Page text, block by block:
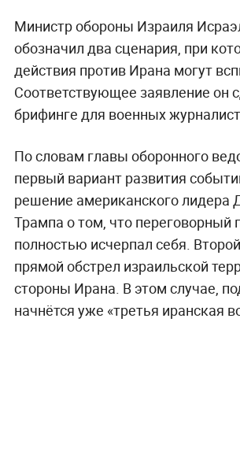
Министр обороны Израиля
обозначил два сценария, при
действия против Ирана могут
Соответствующее заявление он
брифинге для военных
По словам главы оборонного
первый вариант развития
решение американского лидера
Трампа о том, что переговорный
полностью исчерпал себя.
прямой обстрел израильской
стороны Ирана. В этом случае,
начнётся уже «третья иранская